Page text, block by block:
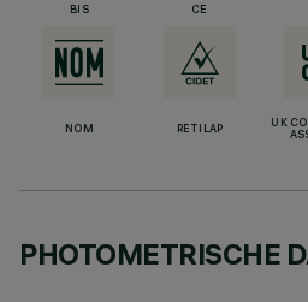
BIS CE
NOM RETILAP
UK
PHOTOMETRISCHE